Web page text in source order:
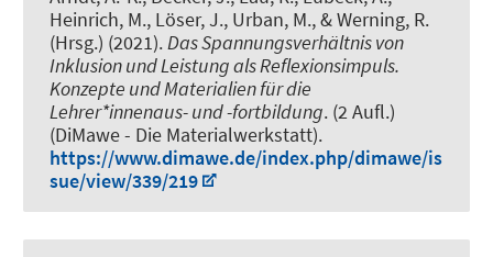
Heinrich, M., Löser, J., Urban, M., & Werning, R.
(Hrsg.) (2021).Das Spannungsverhältnis von
Inklusion und Leistung als Reflexionsimpuls.
Konzepte und Materialien für die
Lehrer*innenaus- und -fortbildung. (2 Aufl.)
(DiMawe - Die Materialwerkstatt).
https://www.dimawe.de/index.php/dimawe/is
sue/view/339/219